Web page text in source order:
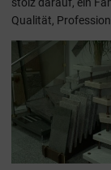
Qualität,